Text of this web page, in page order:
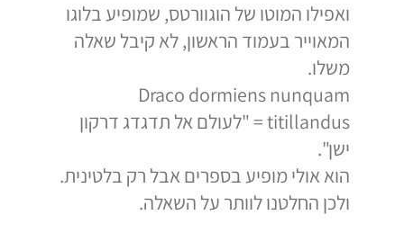
ואפילו המוטו של הוגוורטס, שמופיע בלוגו
המאוייר בעמוד הראשון, לא קיבל שאלה
משלו.
Draco dormiens nunquam
titillandus = "לעולם אל תדגדג דרקון
ישן".
הוא אולי מופיע בספרים אבל רק בלטינית.
ולכן החלטנו לוותר על השאלה.